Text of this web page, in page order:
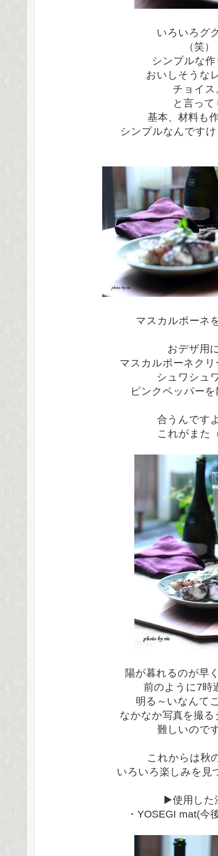
いろいろグ
（笑）
シンプルな
おいしそうな
チョイス
と言って
基本、材料も
シンプルなんです
マスカルポーネ
おデザ用
マスカルポーネク
シュワシュ
ピンクペッパー
合うんです
これがまた
陽が暮れるのが早
前のように7時
明る～いなんて
なかなか写真を撮
難しいので
これからは秋
いろいろ楽しみを見
▶使用した
・YOSEGI mat(今